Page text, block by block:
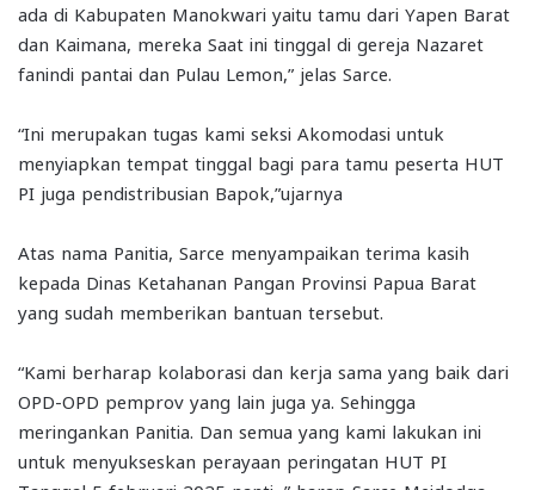
ada di Kabupaten Manokwari yaitu tamu dari Yapen Barat
dan Kaimana, mereka Saat ini tinggal di gereja Nazaret
fanindi pantai dan Pulau Lemon,” jelas Sarce.
“Ini merupakan tugas kami seksi Akomodasi untuk
menyiapkan tempat tinggal bagi para tamu peserta HUT
PI juga pendistribusian Bapok,”ujarnya
Atas nama Panitia, Sarce menyampaikan terima kasih
kepada Dinas Ketahanan Pangan Provinsi Papua Barat
yang sudah memberikan bantuan tersebut.
“Kami berharap kolaborasi dan kerja sama yang baik dari
OPD-OPD pemprov yang lain juga ya. Sehingga
meringankan Panitia. Dan semua yang kami lakukan ini
untuk menyukseskan perayaan peringatan HUT PI